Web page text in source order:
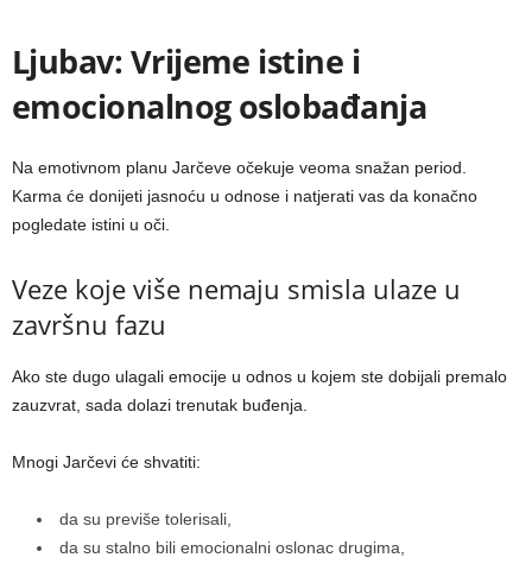
Ljubav: Vrijeme istine i
emocionalnog oslobađanja
Na emotivnom planu Jarčeve očekuje veoma snažan period.
Karma će donijeti jasnoću u odnose i natjerati vas da konačno
pogledate istini u oči.
Veze koje više nemaju smisla ulaze u
završnu fazu
Ako ste dugo ulagali emocije u odnos u kojem ste dobijali premalo
zauzvrat, sada dolazi trenutak buđenja.
Mnogi Jarčevi će shvatiti:
da su previše tolerisali,
da su stalno bili emocionalni oslonac drugima,